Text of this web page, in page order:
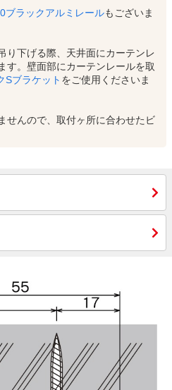
ブラックアルミレールもございま
り下げる際、天井面にカーテンレ
す。壁面部にカーテンレールを取
Sブラケット をご使用くださいま
せんので、取付ヶ所に合わせたビ